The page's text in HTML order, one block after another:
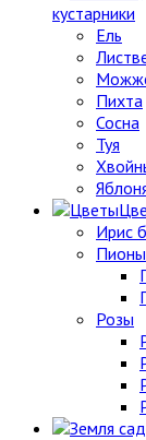
кустарники
Ель
Пихта
Сосна
Туя
Ирис
Пионы
Розы